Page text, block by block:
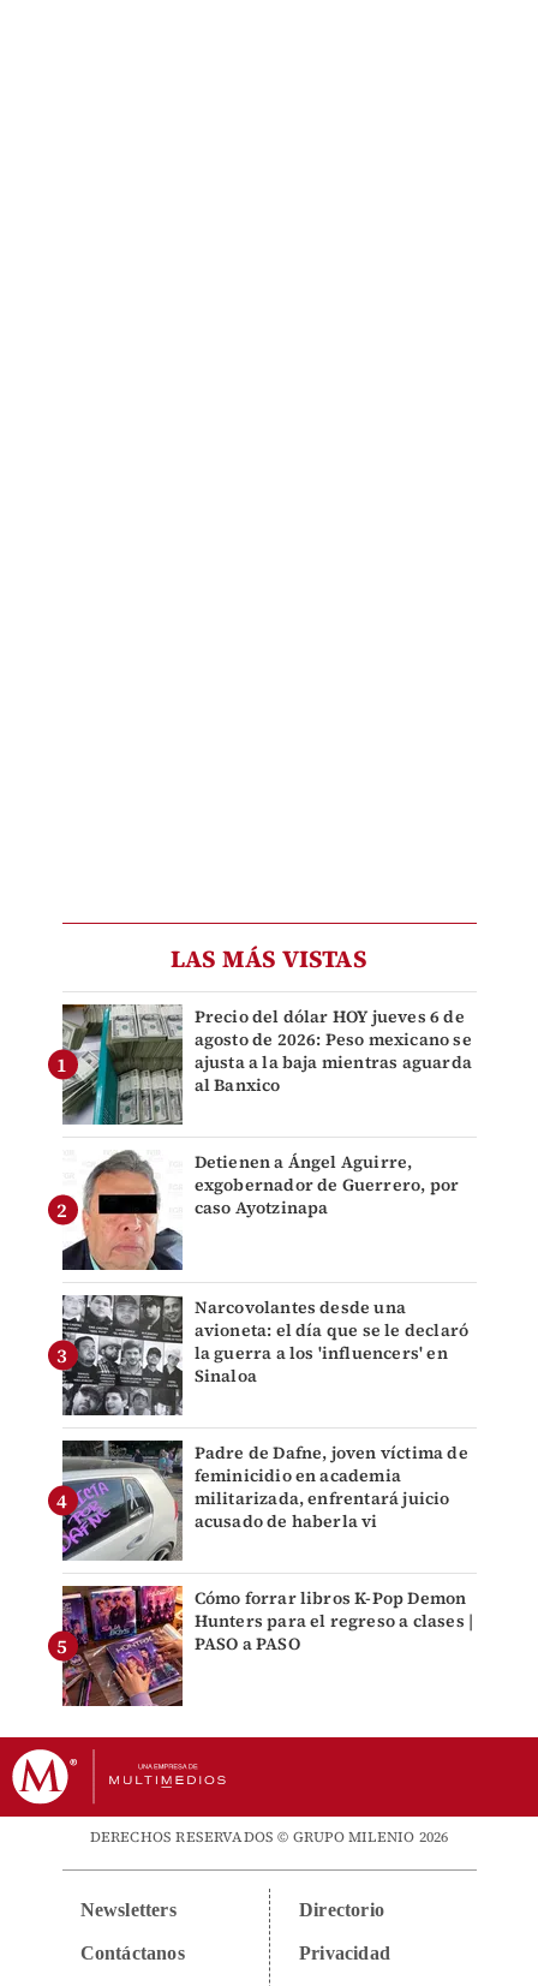
LAS MÁS VISTAS
Precio del dólar HOY jueves 6 de
agosto de 2026: Peso mexicano se
ajusta a la baja mientras aguarda
al Banxico
Detienen a Ángel Aguirre,
exgobernador de Guerrero, por
caso Ayotzinapa
Narcovolantes desde una
avioneta: el día que se le declaró
la guerra a los 'influencers' en
Sinaloa
Padre de Dafne, joven víctima de
feminicidio en academia
militarizada, enfrentará juicio
acusado de haberla vi
Cómo forrar libros K-Pop Demon
Hunters para el regreso a clases |
PASO a PASO
DERECHOS RESERVADOS © GRUPO MILENIO 2026
Newsletters
Contáctanos
Directorio
Privacidad